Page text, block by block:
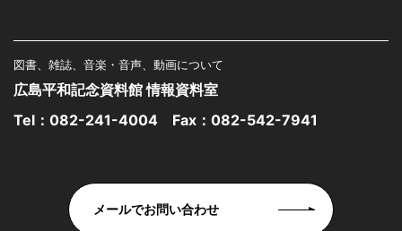
図書、雑誌、音楽・音声、動画について
広島平和記念資料館 情報資料室
Tel： 082-241-4004 Fax：082-542-7941
メールでお問い合わせ